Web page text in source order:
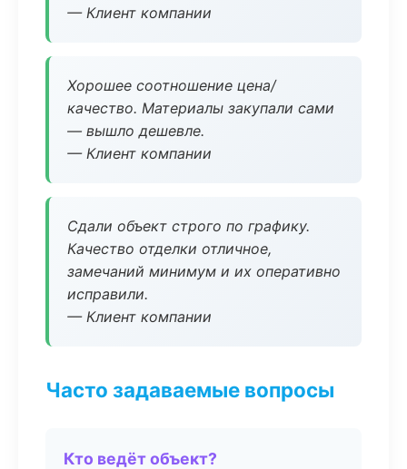
— Клиент компании
Хорошее соотношение цена/
качество. Материалы закупали сами
— вышло дешевле.
— Клиент компании
Сдали объект строго по графику.
Качество отделки отличное,
замечаний минимум и их оперативно
исправили.
— Клиент компании
Часто задаваемые вопросы
Кто ведёт объект?